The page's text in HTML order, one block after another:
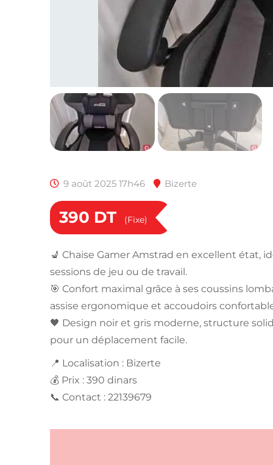
9 août 2025 17h46 Bizerte
390 DT (Fixe)
💺 Chaise Gamer Amstrad en excellent état,
sessions de jeu ou de travail.
🎯 Confort maximal grâce à ses coussins
assise ergonomique et accoudoirs
🖤 Design noir et gris moderne, structure
pour un déplacement facile.
📍 Localisation : Bizerte
💰 Prix : 390 dinars
📞 Contact : 22139679